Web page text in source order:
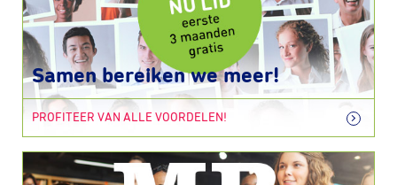
Samen bereiken we meer!
PROFITEER VAN ALLE VOORDELEN!